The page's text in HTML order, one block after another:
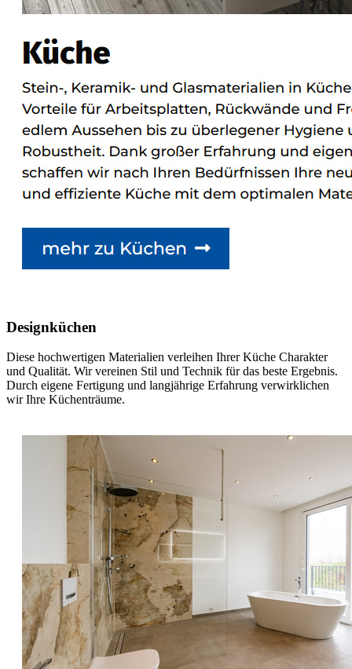
Designküchen
Diese hochwertigen Materialien verleihen Ihrer Küche Charakter
und Qualität. Wir vereinen Stil und Technik für das beste Ergebnis.
Durch eigene Fertigung und langjährige Erfahrung verwirklichen
wir Ihre Küchenträume.